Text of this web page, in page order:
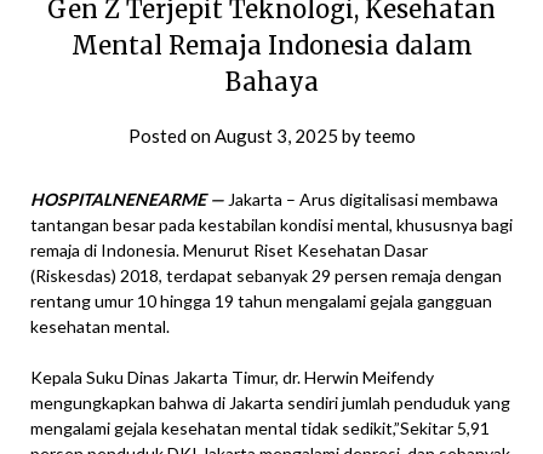
Gen Z Terjepit Teknologi, Kesehatan
Mental Remaja Indonesia dalam
Bahaya
Posted onAugust 3, 2025 byteemo
HOSPITALNENEARME — Jakarta – Arus digitalisasi membawa
tantangan besar pada kestabilan kondisi mental, khususnya bagi
remaja di Indonesia. Menurut Riset Kesehatan Dasar
(Riskesdas) 2018, terdapat sebanyak 29 persen remaja dengan
rentang umur 10 hingga 19 tahun mengalami gejala gangguan
kesehatan mental.
Kepala Suku Dinas Jakarta Timur, dr. Herwin Meifendy
mengungkapkan bahwa di Jakarta sendiri jumlah penduduk yang
mengalami gejala kesehatan mental tidak sedikit,”Sekitar 5,91